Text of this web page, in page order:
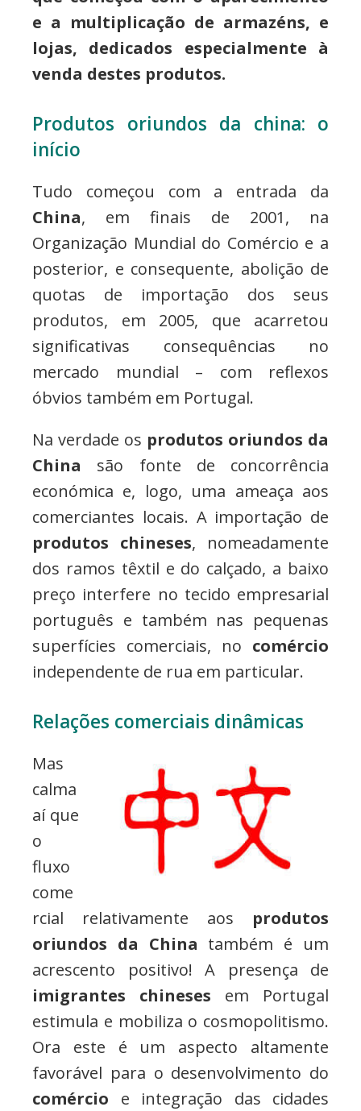
e a multiplicação de armazéns, e
lojas, dedicados especialmente à
venda destes produtos.
Produtos oriundos da china: o
início
Tudo começou com a entrada da
China, em finais de 2001, na
Organização Mundial do Comércio e a
posterior, e consequente, abolição de
quotas de importação dos seus
produtos, em 2005, que acarretou
significativas consequências no
mercado mundial – com reflexos
óbvios também em Portugal.
Na verdade os produtos oriundos da
China são fonte de concorrência
económica e, logo, uma ameaça aos
comerciantes locais. A importação de
produtos chineses, nomeadamente
dos ramos têxtil e do calçado, a baixo
preço interfere no tecido empresarial
português e também nas pequenas
superfícies comerciais, no comércio
independente de rua em particular.
Relações comerciais dinâmicas
Mas
calma
aí que
o
fluxo
come
rcial relativamente aos produtos
oriundos da China também é um
acrescento positivo! A presença de
imigrantes chineses em Portugal
estimula e mobiliza o cosmopolitismo.
Ora este é um aspecto altamente
favorável para o desenvolvimento do
comércio e integração das cidades